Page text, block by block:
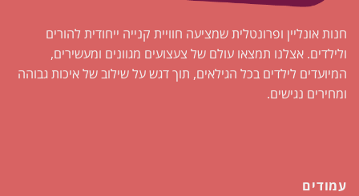
חנות אונליין ופרונטלית שמציעה חוויית קנייה ייחודית להורים
ולילדים. אצלנו תמצאו עולם של צעצועים מגוונים ומעשירים,
המיועדים לילדים בכל הגילאים, תוך דגש על שילוב של איכות גבוהה
ומחירים נגישים.
עמודים